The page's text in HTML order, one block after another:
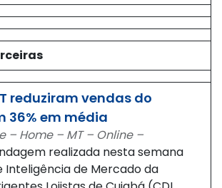
reduziram vendas do
36% em média
– Home – MT – Online –
realizada nesta semana
Inteligência de Mercado da